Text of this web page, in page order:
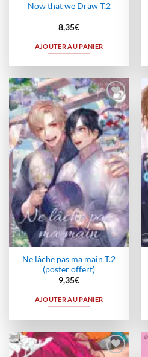
Now that we Draw T.2
8,35€
AJOUTER AU PANIER
Ajouter
à la
wishlist
Ne lâche pas ma main T.2
(poster offert)
9,35€
AJOUTER AU PANIER